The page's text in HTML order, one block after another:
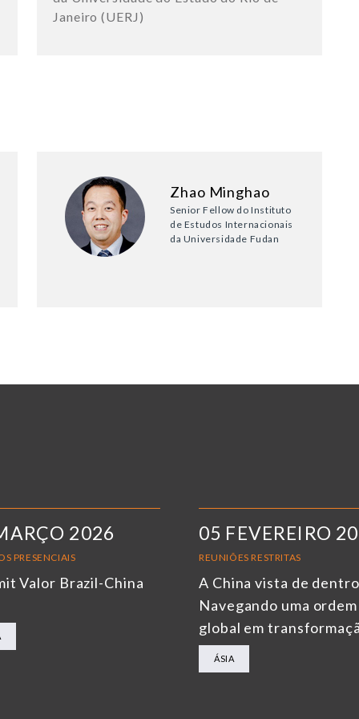
Janeiro (UERJ)
Zhao Minghao
Senior Fellow do Instituto
de Estudos Internacionais
da Universidade Fudan
2026
PRESENCIAIS
Valor Brazil-China
05 FEVEREIRO
REUNIÕES RESTRITAS
A China vista de
Navegando uma ordem
global em
ÁSIA